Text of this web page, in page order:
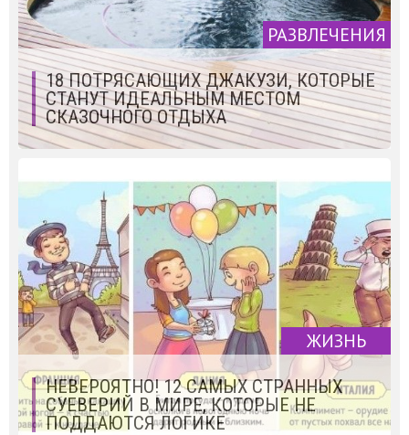
РАЗВЛЕЧЕНИЯ
18 ПОТРЯСАЮЩИХ ДЖАКУЗИ, КОТОРЫЕ
СТАНУТ ИДЕАЛЬНЫМ МЕСТОМ
СКАЗОЧНОГО ОТДЫХА
ЖИЗНЬ
НЕВЕРОЯТНО! 12 САМЫХ СТРАННЫХ
СУЕВЕРИЙ В МИРЕ, КОТОРЫЕ НЕ
ПОДДАЮТСЯ ЛОГИКЕ